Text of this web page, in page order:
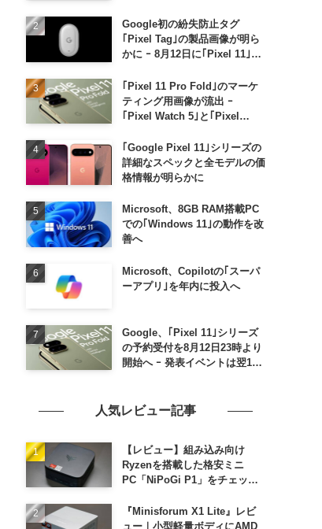
Google初の紛失防止タグ
｢Pixel Tag｣の製品画像が明ら
かに ｰ 8月12日に｢Pixel 11｣な
｢Pixel 11 Pro Fold｣のマーケ
ティング用画像が流出 ｰ
｢Pixel Watch 5｣と｢Pixel
も｢Google Pixel 11｣シリーズの
詳細なスペックと全モデルの価
格情報が明らかに
Microsoft、8GB RAM搭載PC
での｢Windows 11｣の動作を改
善へ
Microsoft、Copilotの｢スーパ
ーアプリ｣を年内に投入へ
Google、｢Pixel 11｣シリーズ
の予約受付を8月12日23時より
開始へ ｰ 発表イベントは翌13
人気レビュー記事
【レビュー】組み込み向け
Ryzenを搭載した格安ミニ
PC「NiPoGi P1」をチェック
高性能
『Minisforum X1 Lite』レビ
ュー｜小型軽量ボディにAMD